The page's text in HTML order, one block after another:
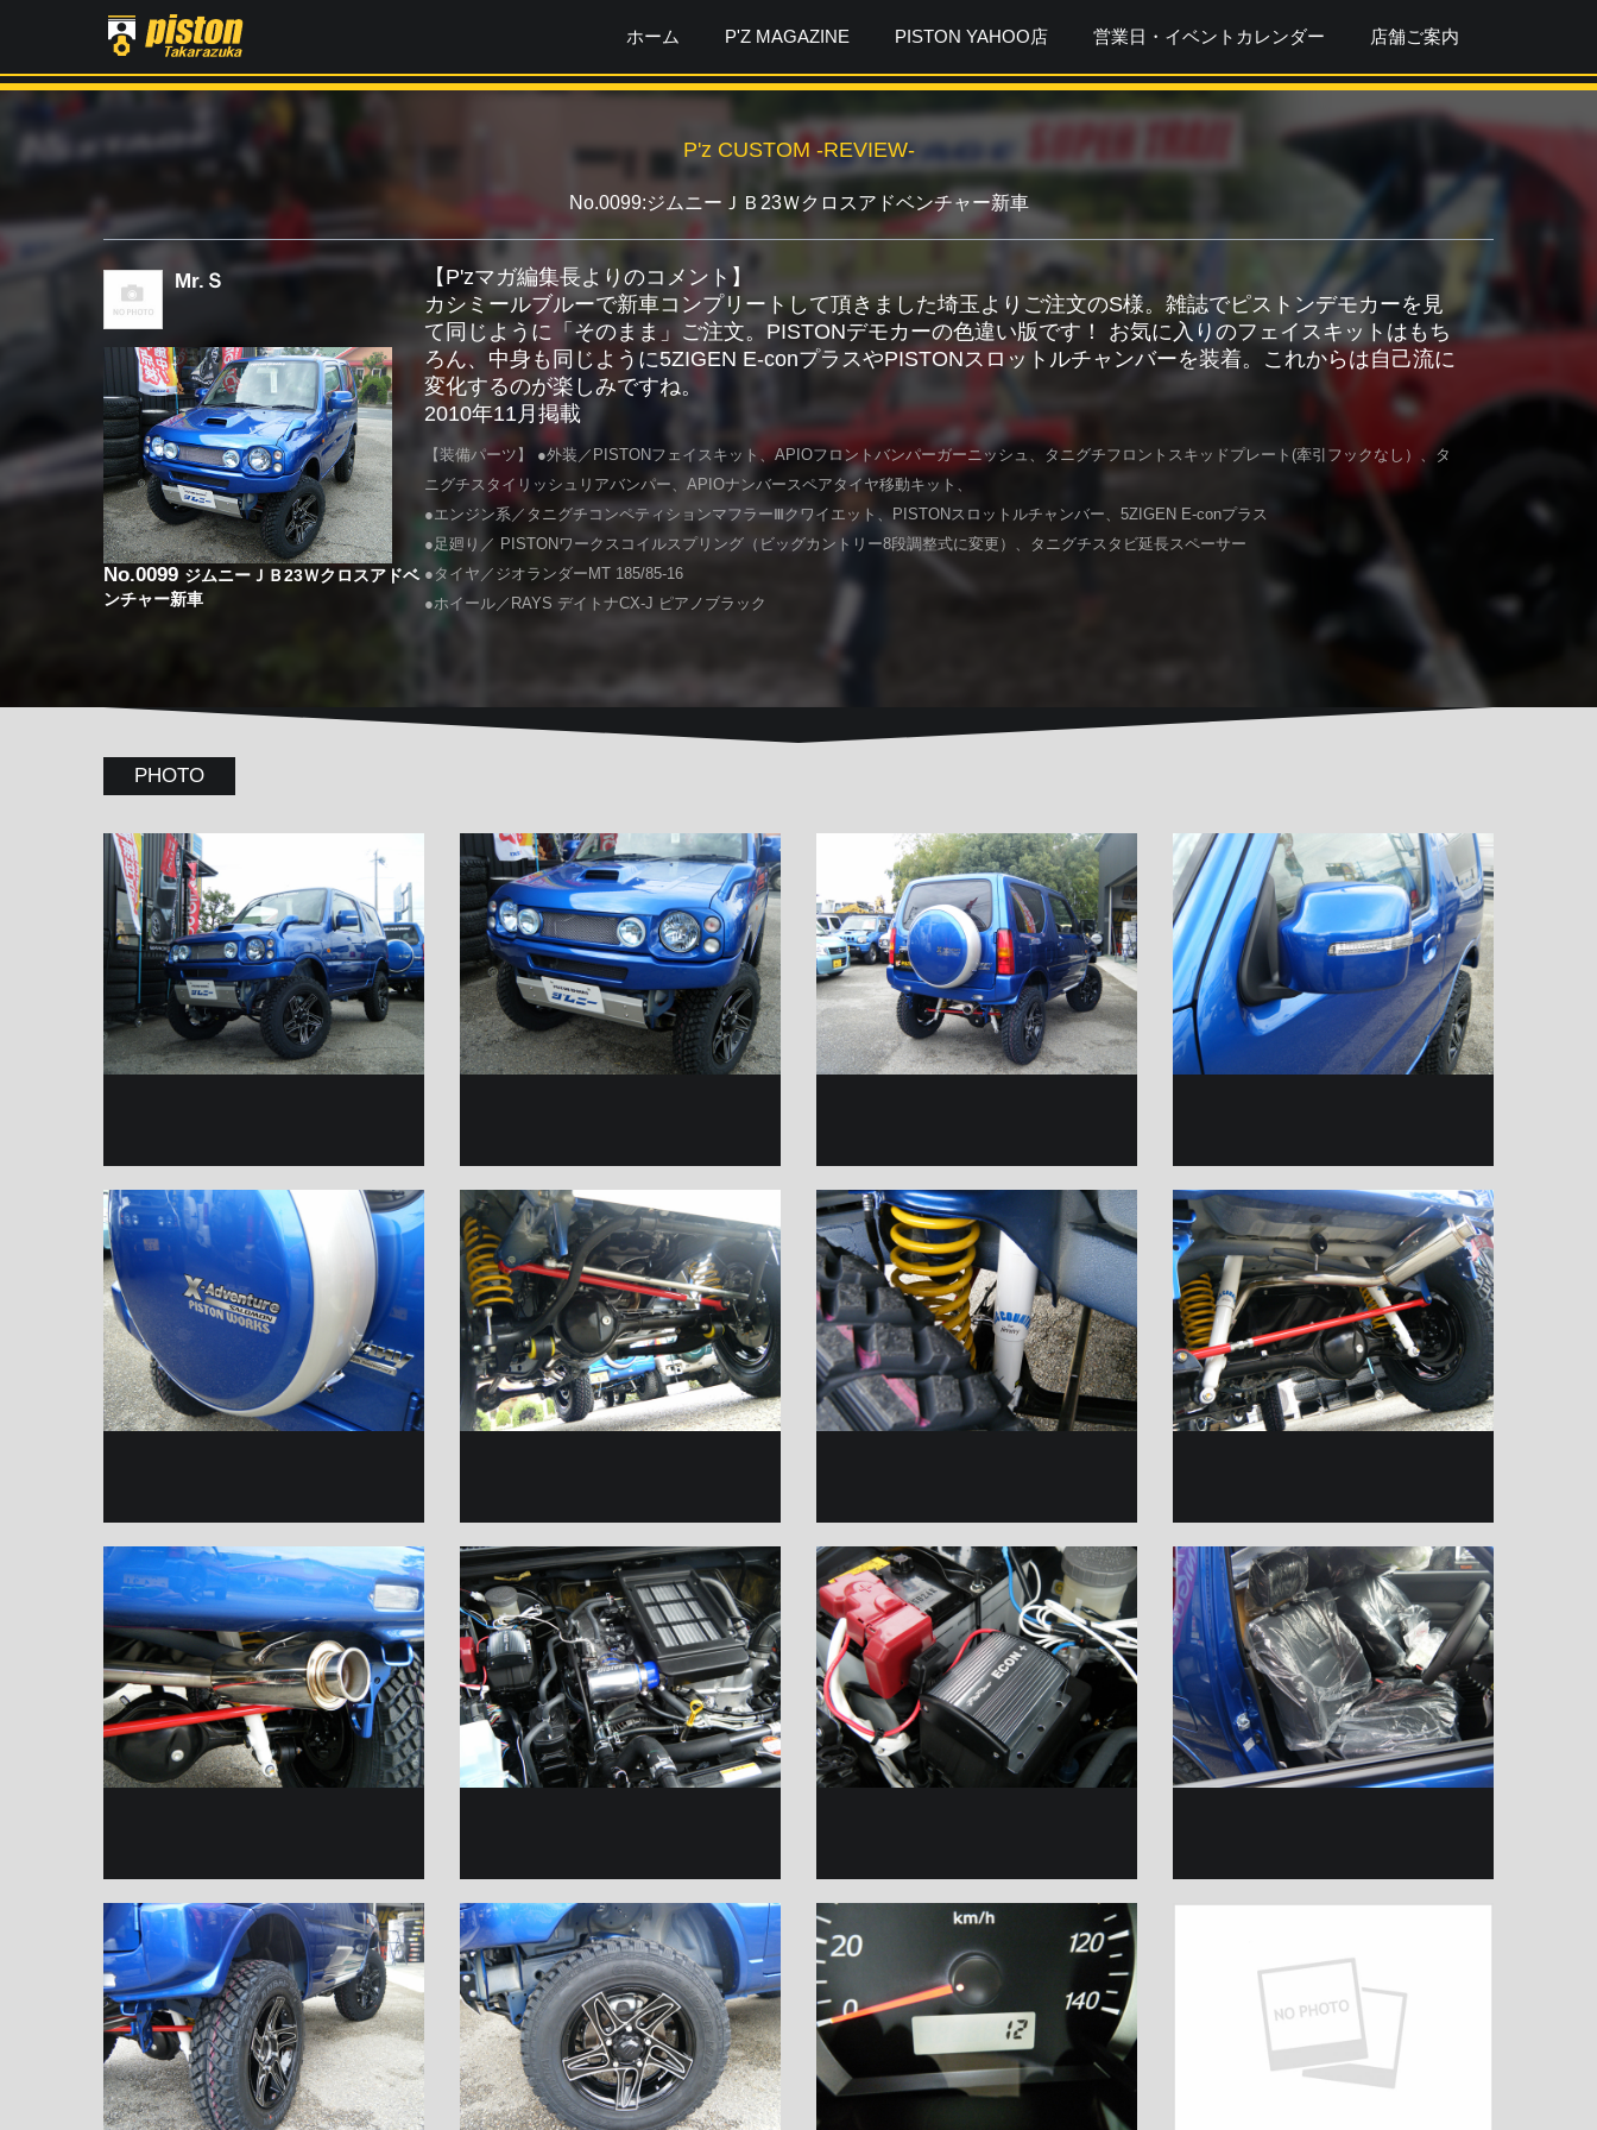
ホーム P'Z MAGAZINE PISTON YAHOO店 営業日・イベントカレンダー 店舗ご案内
P'z CUSTOM -REVIEW-
No.0099:ジムニーＪＢ23Ｗクロスアドベンチャー新車
Mr.Ｓ
No.0099 ジムニーＪＢ23Ｗクロスアドベ
ンチャー新車
【P'zマガ編集長よりのコメント】
カシミールブルーで新車コンプリートして頂きました埼玉よりご注文のS様。雑誌でピストンデモカーを見
て同じように「そのまま」ご注文。PISTONデモカーの色違い版です！ お気に入りのフェイスキットはもち
ろん、中身も同じように5ZIGEN E-conプラスやPISTONスロットルチャンバーを装着。これからは自己流に
変化するのが楽しみですね。
2010年11月掲載
【装備パーツ】 ●外装／PISTONフェイスキット、APIOフロントバンパーガーニッシュ、タニグチフロントスキッドプレート(牽引フックなし）、タ
ニグチスタイリッシュリアバンパー、APIOナンバースペアタイヤ移動キット、
●エンジン系／タニグチコンペティションマフラーⅢクワイエット、PISTONスロットルチャンバー、5ZIGEN E-conプラス
●足廻り／ PISTONワークスコイルスプリング（ビッグカントリー8段調整式に変更）、タニグチスタビ延長スペーサー
●タイヤ／ジオランダーMT 185/85-16
●ホイール／RAYS デイトナCX-J ピアノブラック
PHOTO